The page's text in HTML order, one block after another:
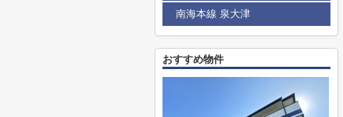
南海本線 泉大津
おすすめ物件